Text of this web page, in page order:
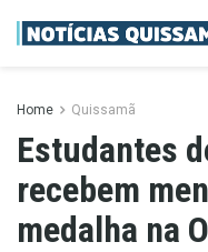
Home Quissamã
Estudantes
recebem
medalha na